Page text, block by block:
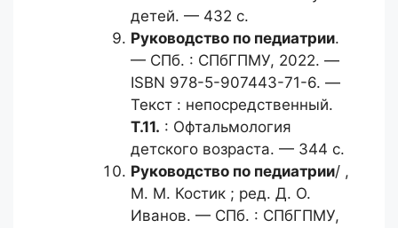
детей. — 432 с.
Руководство по педиатрии.
— СПб. : СПбГПМУ, 2022. —
ISBN 978-5-907443-71-6. —
Текст : непосредственный.
Т.11. : Офтальмология
детского возраста. — 344 с.
Руководство по педиатрии/ ,
М. М. Костик ; ред. Д. О.
Иванов. — СПб. : СПбГПМУ,